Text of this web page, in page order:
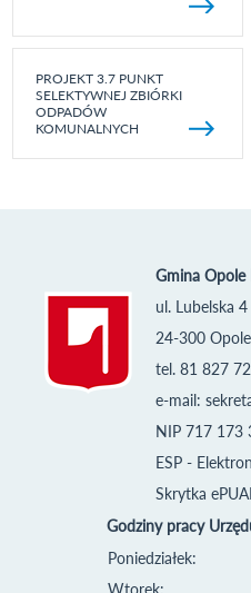
PROJEKT 3.7 PUNKT
SELEKTYWNEJ ZBIÓRKI
ODPADÓW
KOMUNALNYCH
Gmina Opole
ul. Lubelska 4
24-300
tel. 81 827
e-mail:
NIP 717 173
ESP -
Skrytka
Godziny pracy
Poniedziałek:
Wtorek: